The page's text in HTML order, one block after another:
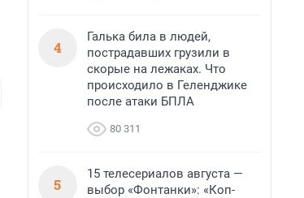
4
Галька била в людей,
пострадавших грузили в
скорые на лежаках. Что
происходило в Геленджике
после атаки БПЛА
80 311
5
15 телесериалов августа —
выбор «Фонтанки»: «Коп-